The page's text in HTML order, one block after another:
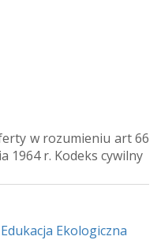
w rozumieniu art 66
1964 r. Kodeks cywilny
Ekologiczna